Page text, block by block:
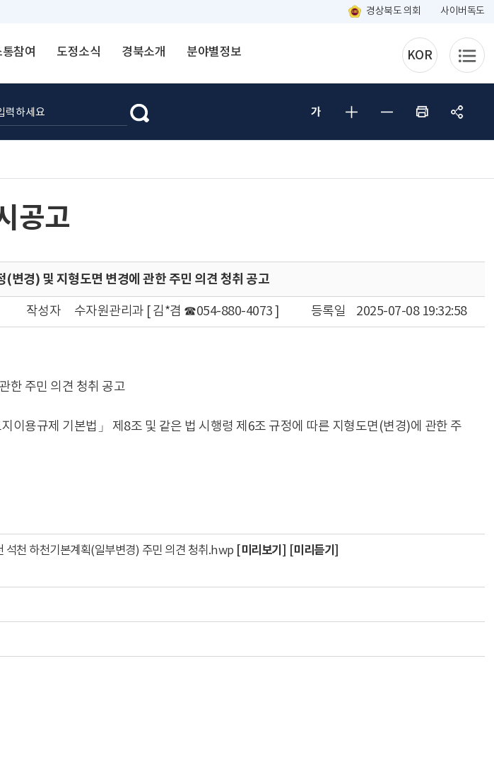
경상북도 의회 사이버독도
통참여 도정소식 경북소개 분야별정보 KOR
공고
경) 및 지형도면 변경에 관한 주민 의견 청취 공고
등록일 2025-07-08 19:32:58
작성자 수자원관리과 [ 김*겸 ☎054-880-4073 ]
한 주민 의견 청취 공고
용규제 기본법」 제8조 및 같은 법 시행령 제6조 규정에 따른 지형도면(변경)에 관한 주
천 하천기본계획(일부변경) 주민 의견 청취.hwp [미리보기]
[미리듣기]